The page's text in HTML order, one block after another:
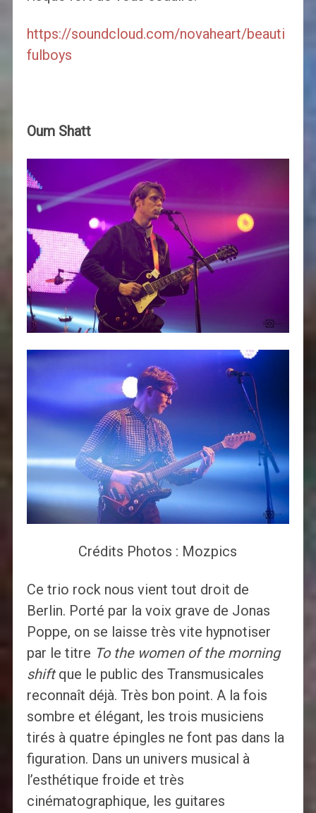
https://soundcloud.com/novaheart/beauti
fulboys
Oum Shatt
Crédits Photos : Mozpics
Ce trio rock nous vient tout droit de
Berlin. Porté par la voix grave de Jonas
Poppe, on se laisse très vite hypnotiser
par le titre To the women of the morning
shiftque le public des Transmusicales
reconnaît déjà. Très bon point. A la fois
sombre et élégant, les trois musiciens
tirés à quatre épingles ne font pas dans la
figuration. Dans un univers musical à
l’esthétique froide et très
cinématographique, les guitares